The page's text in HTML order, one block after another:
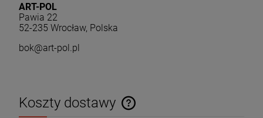
ART-POL
Pawia 22
52-235 Wrocław, Polska
bok@art-pol.pl
Koszty dostawy
Cena nie zawiera ewentualnych kosztów płatności